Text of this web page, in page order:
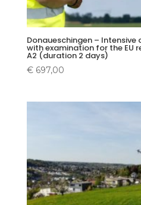
Donaueschingen –
with examination for the
A2 (duration 2 days)
€697,00